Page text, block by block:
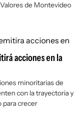
de Montevideo
acciones en la
minoritarias de
con la trayectoria y
para crecer